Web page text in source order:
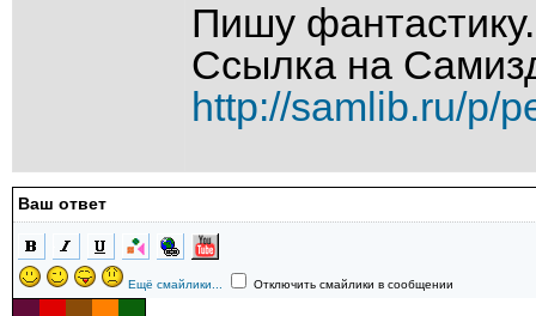
Пишу фантастику.
Ссылка на
http://samlib.ru/p/
Ваш ответ
Ещё смайлики... Отключить смайлики в сообщении